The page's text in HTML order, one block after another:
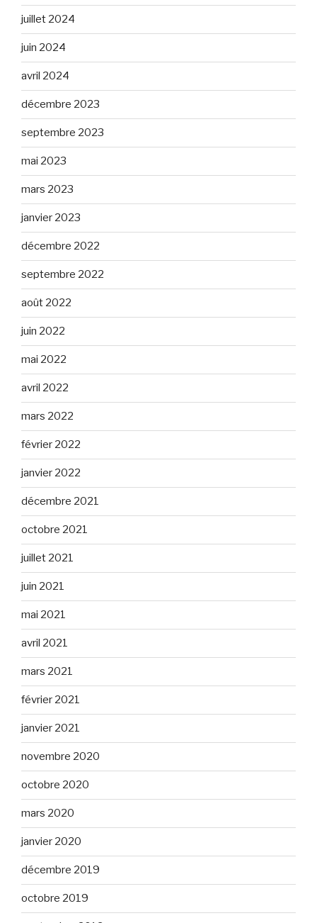
juillet 2024
juin 2024
avril 2024
décembre 2023
septembre 2023
mai 2023
mars 2023
janvier 2023
décembre 2022
septembre 2022
août 2022
juin 2022
mai 2022
avril 2022
mars 2022
février 2022
janvier 2022
décembre 2021
octobre 2021
juillet 2021
juin 2021
mai 2021
avril 2021
mars 2021
février 2021
janvier 2021
novembre 2020
octobre 2020
mars 2020
janvier 2020
décembre 2019
octobre 2019